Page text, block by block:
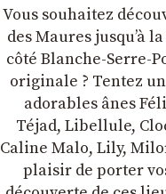
Vous souhaitez
des Maures jusqu’à
côté Blanche-Serre-
originale ? Tentez
adorables ânes
Téjad, Libellule,
Caline Malo, Lily,
plaisir de porter